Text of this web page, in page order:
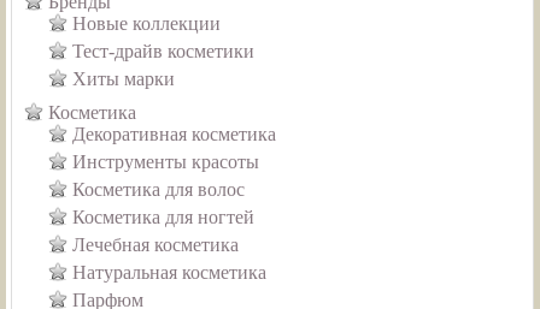
Новые коллекции
Тест-драйв косметики
Хиты марки
Косметика
Декоративная косметика
Инструменты красоты
Косметика для волос
Косметика для ногтей
Лечебная косметика
Натуральная косметика
Парфюм